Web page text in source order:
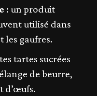
: un produit
utilisé dans
les gaufres.
tartes sucrées
de beurre,
d’œufs.